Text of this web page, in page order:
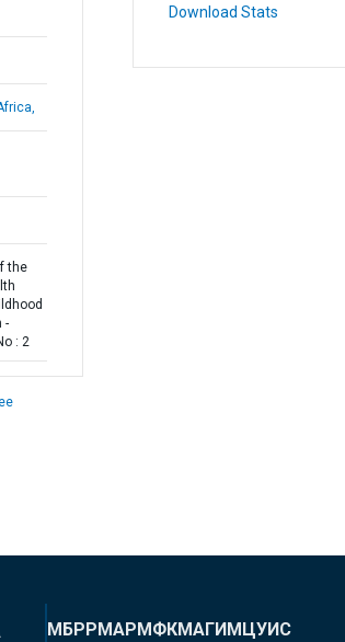
the
-
: 2
Download Stats
МБРРМАРМФКМАГИМЦУИС